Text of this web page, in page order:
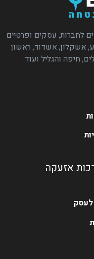
לחברות, עסקים ופרטיים
אשקלון, אשדוד, ראשון
חיפה והגליל ועוד.
אזעקה